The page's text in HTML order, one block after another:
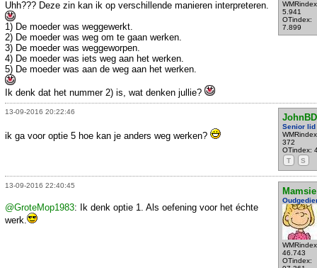
5.941
OTindex:
7.899
Uhh??? Deze zin kan ik op verschillende manieren interpreteren.
1) De moeder was weggewerkt.
2) De moeder was weg om te gaan werken.
3) De moeder was weggeworpen.
4) De moeder was iets weg aan het werken.
5) De moeder was aan de weg aan het werken.
Ik denk dat het nummer 2) is, wat denken jullie?
13-09-2016 20:22:46
JohnBD
Senior lid
372
OTindex:
T
S
ik ga voor optie 5 hoe kan je anders weg werken?
13-09-2016 22:40:45
Mamsie
46.743
OTindex:
@GroteMop1983: Ik denk optie 1. Als oefening voor het échte
werk.